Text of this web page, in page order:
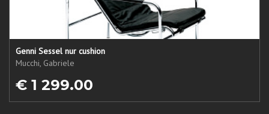
Genni Sessel nur cushion
Mucchi, Gabriele
€ 1 299.00